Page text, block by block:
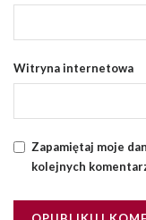
Witryna internetowa
Zapamiętaj moje
kolejnych